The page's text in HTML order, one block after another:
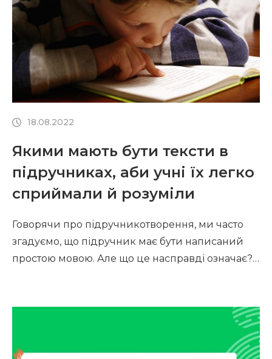
Інститутом модернізації змісту освіти та
Інститутом педагогіки Національної академії
педагогічних наук України. Документ містить
рекомендації щодо викладання […]
18.08.2022
Якими мають бути тексти в
підручниках, аби учні їх легко
сприймали й розуміли
Говорячи про підручникотворення, ми часто
згадуємо, що підручник має бути написаний
простою мовою. Але що це насправді означає?
педагогічного університету, кандидатки
педагогічних наук Олена Павлик та Людмила
Лисогор, – це підхід до створення тексту, коли